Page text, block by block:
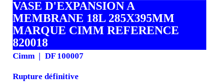
VASE D'EXPANSION A
MEMBRANE 18L 285X395MM
MARQUE CIMM REFERENCE
820018
Cimm DF 100007
Rupture définitive